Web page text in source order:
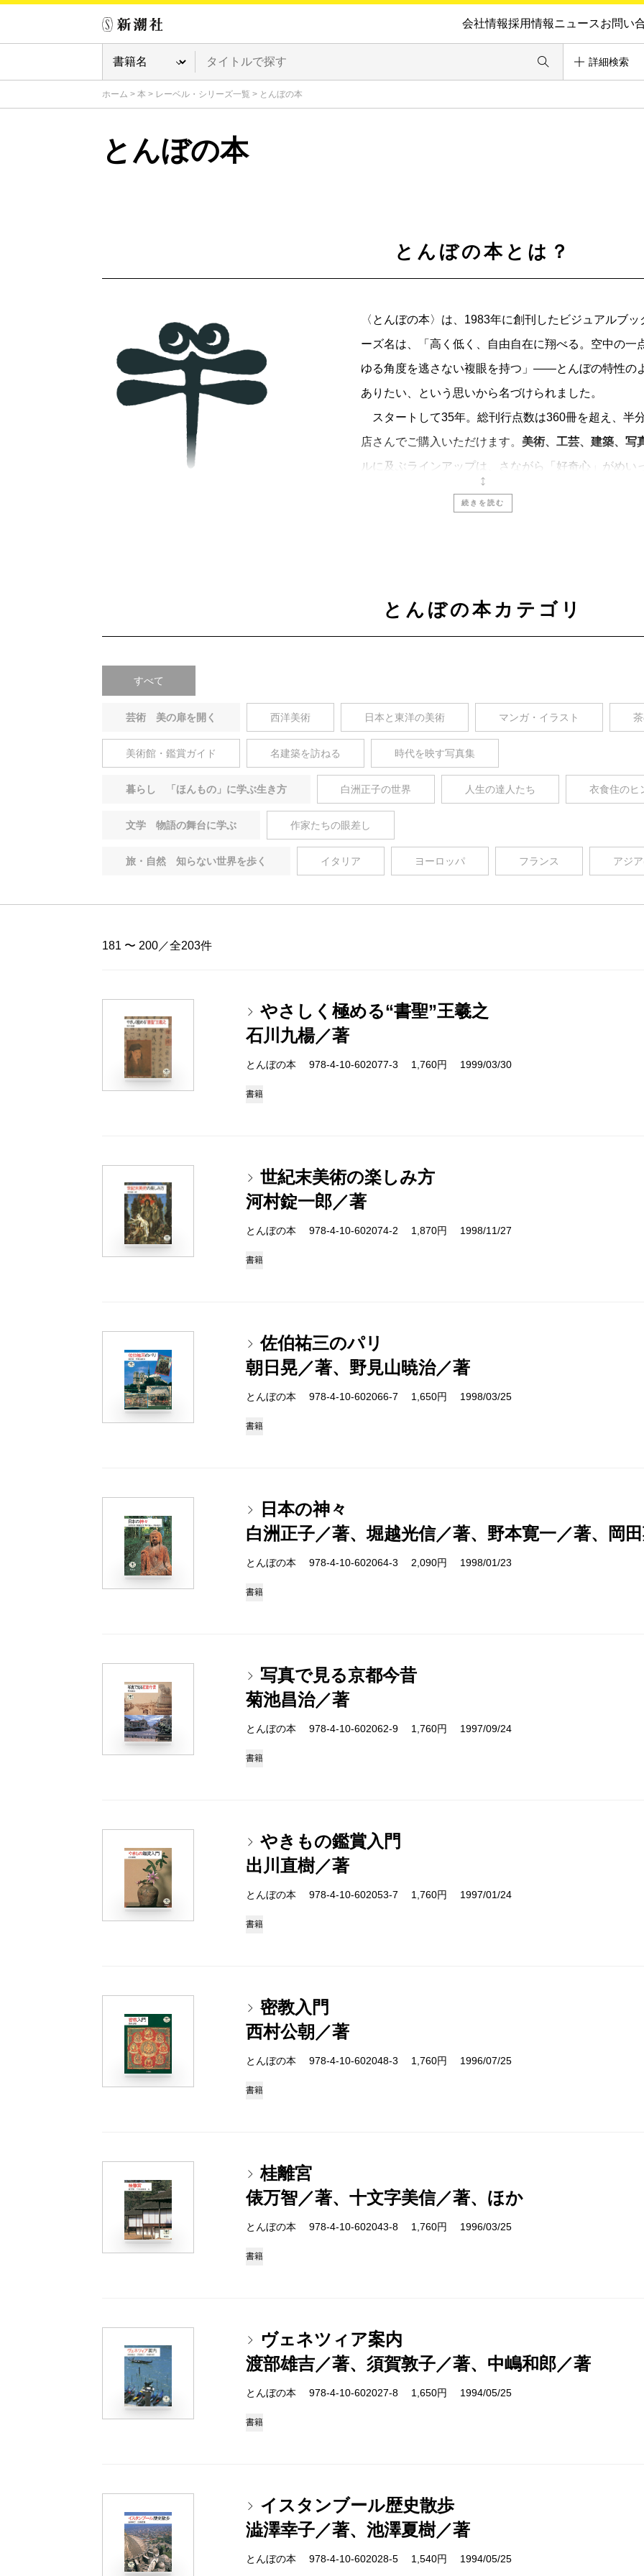
会社情報採用情報ニュースお問い
詳細検索
ホーム > 本 > レーベル・シリーズ一覧 > とんぼの本
とんぼの本
とんぼの本とは？
〈とんぼの本〉は、1983年に創刊したビジュアルブ
ーズ名は、「高く低く、自由自在に翔べる。空中の
ゆる角度を逃さない複眼を持つ」――とんぼの特性の
ありたい、という思いから名づけられました。
スタートして35年。総刊行点数は360冊を超え、半
店さんでご購入いただけます。 美術、工芸、建築、
ルに及ぶラインアップは、さながら「好奇心」がめ
〈とんぼの本〉は、
続きを読む
とんぼの本カテゴリ
すべて
芸術 美の扉を開く 西洋美術 日本と東洋の美術 マンガ・イラスト
美術館・鑑賞ガイド 名建築を訪ねる 時代を映す写真集
暮らし 「ほんもの」に学ぶ生き方 白洲正子の世界 人生の達人たち 衣食住のヒ
文学 物語の舞台に学ぶ 作家たちの眼差し
旅・自然 知らない世界を歩く イタリア ヨーロッパ フランス アジ
181 〜 200／全203件
やさしく極める“書聖”王羲之
石川九楊／著
とんぼの本 978-4-10-602077-3 1,760円 1999/03/30
書籍
世紀末美術の楽しみ方
河村錠一郎／著
とんぼの本 978-4-10-602074-2 1,870円 1998/11/27
書籍
佐伯祐三のパリ
朝日晃／著、野見山暁治／著
とんぼの本 978-4-10-602066-7 1,650円 1998/03/25
書籍
日本の神々
白洲正子／著、堀越光信／著、野本寛一／著、岡
とんぼの本 978-4-10-602064-3 2,090円 1998/01/23
書籍
写真で見る京都今昔
菊池昌治／著
とんぼの本 978-4-10-602062-9 1,760円 1997/09/24
書籍
やきもの鑑賞入門
出川直樹／著
とんぼの本 978-4-10-602053-7 1,760円 1997/01/24
書籍
密教入門
西村公朝／著
とんぼの本 978-4-10-602048-3 1,760円 1996/07/25
書籍
桂離宮
俵万智／著、十文字美信／著、ほか
とんぼの本 978-4-10-602043-8 1,760円 1996/03/25
書籍
ヴェネツィア案内
渡部雄吉／著、須賀敦子／著、中嶋和郎／著
とんぼの本 978-4-10-602027-8 1,650円 1994/05/25
書籍
イスタンブール歴史散歩
澁澤幸子／著、池澤夏樹／著
とんぼの本 978-4-10-602028-5 1,540円 1994/05/25